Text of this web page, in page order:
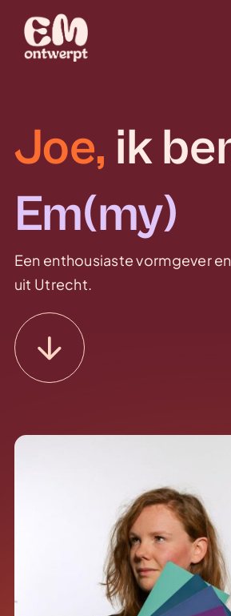
content
Wat ik doe
Projecten
Joe, ik
Em(my)
Een enthousiaste vormgever
uit Utrecht.